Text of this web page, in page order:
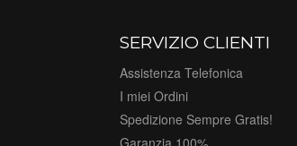
SERVIZIO CLIENTI
Assistenza Telefonica
I miei Ordini
Spedizione Sempre Gratis!
Garanzia 100%